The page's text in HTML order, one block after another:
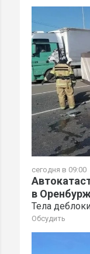
сегодня в 09:00
в
Тела
Обсудить